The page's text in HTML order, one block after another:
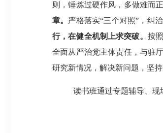
则，锤炼过硬作风，多做难而
章。 严格落实“三个对照”，纠
行，在健全机制上求突破。 按
全面从严治党主体责任，与驻
研究新情况，解决新问题，坚
读书班通过专题辅导、现